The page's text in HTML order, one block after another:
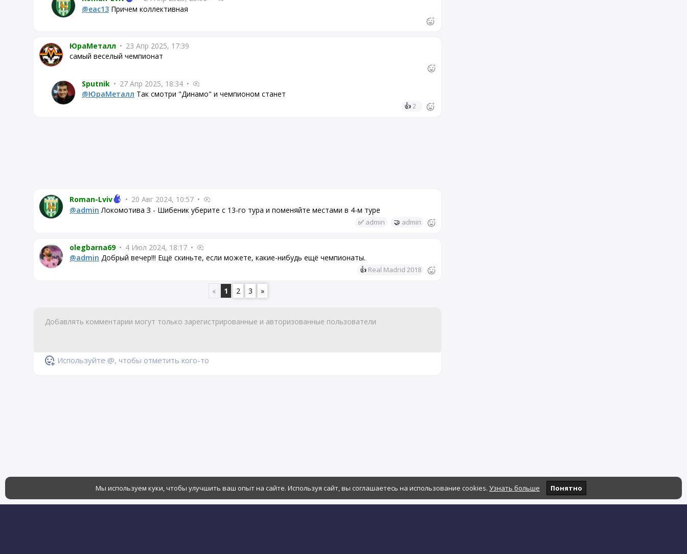
@eac13 Причем коллективная
ЮраМеталл • 23 Апр 2025, 17:39
самый веселый чемпионат
Sputnik • 27 Апр 2025, 18:34 •
@ЮраМеталл Так смотри "Динамо" и чемпионом станет
👍2
Roman-Lviv • 20 Авг 2024, 10:57 •
@admin Локомотива З - Шибеник уберите с 13-го тура и поменяйте местами в 4-м туре
✅ admin 🤝 admin
olegbarna69 • 4 Июл 2024, 18:17 •
@admin Добрый вечер!!! Ещё скиньте, если можете, какие-нибудь ещё чемпионаты.
👍 Real Madrid 2018
« 1 2 3 »
Используйте @, чтобы отметить кого-то
Мы используем куки, чтобы улучшить ваш опыт на сайте. Используя сайт, вы соглашаетесь на использование cookies. Узнать больше Понятно